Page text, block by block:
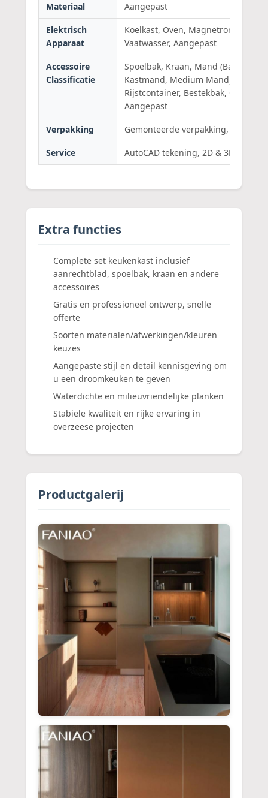
Materiaal
Aangepast
Elektrisch
Apparaat
Koelkast, Oven, Magnetron,
Vaatwasser, Aangepast
Accessoire
Classificatie
Spoelbak, Kraan, Mand
Kastmand, Medium Mand),
Rijstcontainer, Bestekbak,
Aangepast
Verpakking Gemonteerde verpakking, Platte
Service AutoCAD tekening, 2D & 3D
Extra functies
Complete set keukenkast inclusief
aanrechtblad, spoelbak, kraan en andere
accessoires
Gratis en professioneel ontwerp, snelle
offerte
Soorten materialen/afwerkingen/kleuren
keuzes
Aangepaste stijl en detail kennisgeving om
u een droomkeuken te geven
Waterdichte en milieuvriendelijke planken
Stabiele kwaliteit en rijke ervaring in
overzeese projecten
Productgalerij